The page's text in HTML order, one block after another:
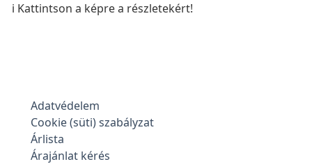
ℹ️ Kattintson a képre a részletekért!
Adatvédelem
Cookie (süti) szabályzat
Árlista
Árajánlat kérés